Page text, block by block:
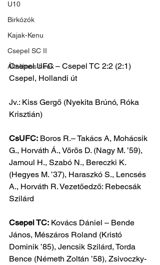
U10
Birkózók
Kajak-Kenu
Csepel SC II
Általános hírek
Csepel UFC – Csepel TC 2:2 (2:1)
Csepel, Hollandi út
Jv.: Kiss Gergő (Nyekita Brúnó, Róka
Krisztián)
CsUFC: Boros R.– Takács A, Mohácsik
G., Horváth Á., Vörös D. (Nagy M. ’59),
Jamoul H., Szabó N., Bereczki K.
(Hegyes M. ’37), Haraszkó S., Lencsés
A., Horváth R. Vezetőedző: Rebecsák
Szilárd
Csepel TC: Kovács Dániel – Bende
János, Mészáros Roland (Kristó
Dominik ’85), Jencsik Szilárd, Torda
Bence (Németh Zoltán ’58), Zsivoczky-